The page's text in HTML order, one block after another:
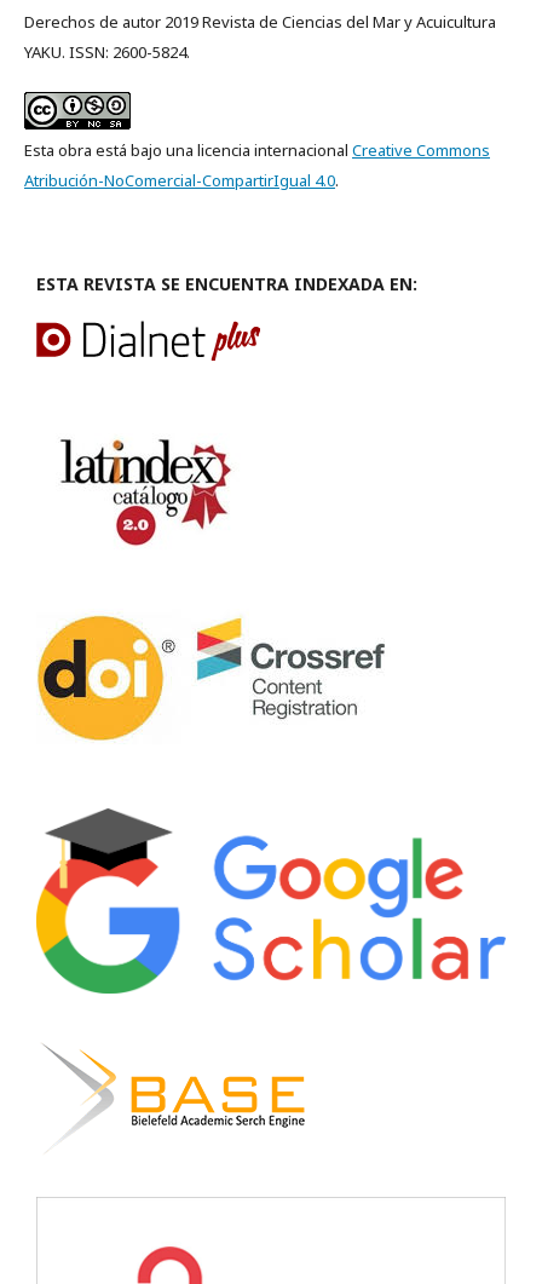
Derechos de autor 2019 Revista de Ciencias del Mar y Acuicultura
YAKU. ISSN: 2600-5824.
Esta obra está bajo una licencia internacional Creative Commons
Atribución-NoComercial-CompartirIgual 4.0.
ESTA REVISTA SE ENCUENTRA INDEXADA EN: